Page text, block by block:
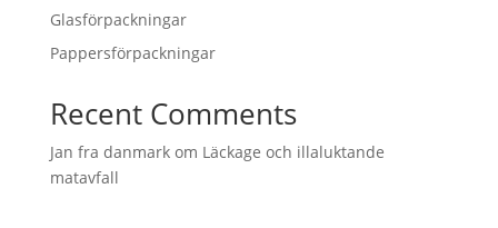
Glasförpackningar
Pappersförpackningar
Recent Comments
Jan fra danmarkom Läckage och illaluktande
matavfall